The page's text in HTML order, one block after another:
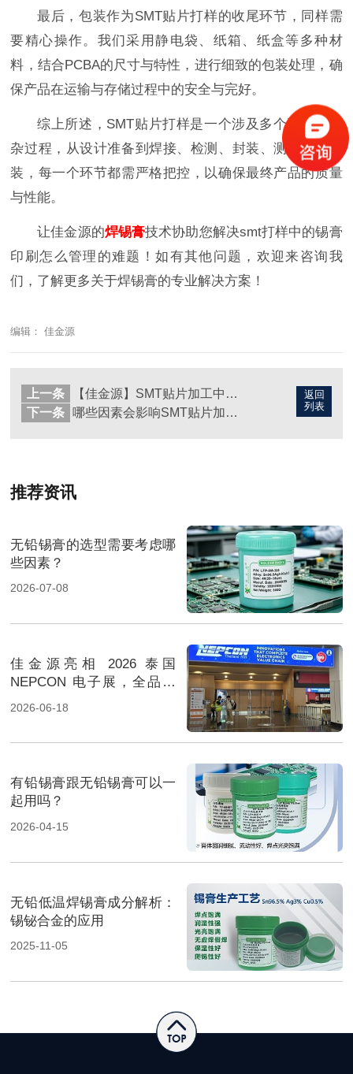
最后，包装作为SMT贴片打样的收尾环节，同样需
要精心操作。我们采用静电袋、纸箱、纸盒等多种材
料，结合PCBA的尺寸与特性，进行细致的包装处理，确
保产品在运输与存储过程中的安全与完好。
综上所述，SMT贴片打样是一个涉及多个环节的复
杂过程，从设计准备到焊接、检测、封装、测试再到包
装，每一个环节都需严格把控，以确保最终产品的质量
与性能。
让佳金源的焊锡膏技术协助您解决smt打样中的锡膏
印刷怎么管理的难题！如有其他问题，欢迎来咨询我
们，了解更多关于焊锡膏的专业解决方案！
编辑： 佳金源
返回
列表
上一条
【佳金源】SMT贴片加工中焊点质量和外观检查有哪些重要性？
下一条
哪些因素会影响SMT贴片加工质量？
推荐资讯
无铅锡膏的选型需要考虑哪
些因素？
2026-07-08
佳金源亮相 2026 泰国
NEPCON 电子展，全品类
焊料重磅展出，高性能锡膏
2026-06-18
有铅锡膏跟无铅锡膏可以一
起用吗？
2026-04-15
无铅低温焊锡膏成分解析：
锡铋合金的应用
2025-11-05